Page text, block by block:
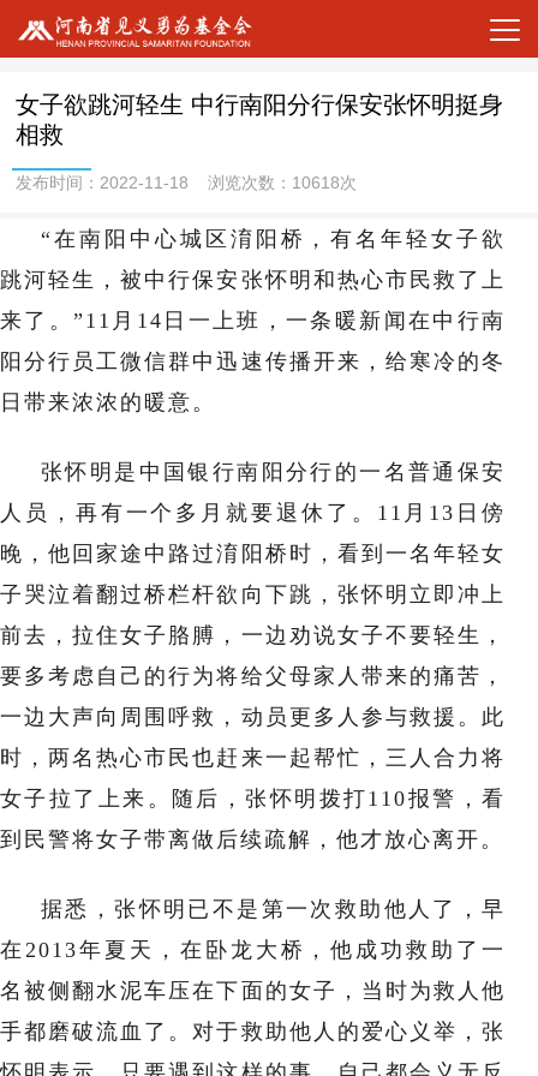
女子欲跳河轻生 中行南阳分行保安张怀明挺身
相救
发布时间：2022-11-18 浏览次数：10618次
“在南阳中心城区淯阳桥，有名年轻女子欲
跳河轻生，被中行保安张怀明和热心市民救了上
来了。”11月14日一上班，一条暖新闻在中行南
阳分行员工微信群中迅速传播开来，给寒冷的冬
日带来浓浓的暖意。
张怀明是中国银行南阳分行的一名普通保安
人员，再有一个多月就要退休了。11月13日傍
晚，他回家途中路过淯阳桥时，看到一名年轻女
子哭泣着翻过桥栏杆欲向下跳，张怀明立即冲上
前去，拉住女子胳膊，一边劝说女子不要轻生，
要多考虑自己的行为将给父母家人带来的痛苦，
一边大声向周围呼救，动员更多人参与救援。此
时，两名热心市民也赶来一起帮忙，三人合力将
女子拉了上来。随后，张怀明拨打110报警，看
到民警将女子带离做后续疏解，他才放心离开。
据悉，张怀明已不是第一次救助他人了，早
在2013年夏天，在卧龙大桥，他成功救助了一
名被侧翻水泥车压在下面的女子，当时为救人他
手都磨破流血了。对于救助他人的爱心义举，张